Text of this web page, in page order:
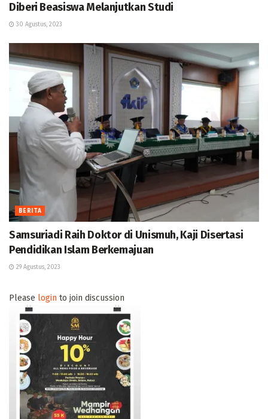
Diberi Beasiswa Melanjutkan Studi
30 Agustus, 2023
BERITA
Samsuriadi Raih Doktor di Unismuh, Kaji Disertasi
Pendidikan Islam Berkemajuan
29 Agustus, 2023
Please login to join discussion